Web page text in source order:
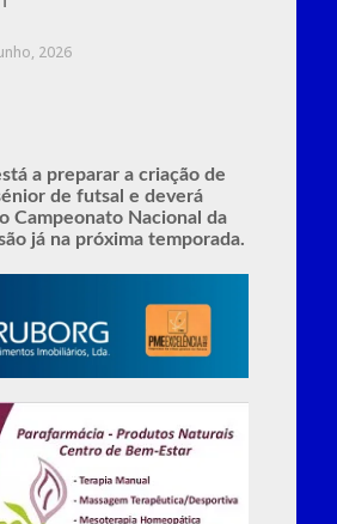
2026
a preparar a criação de
de futsal e deverá
Campeonato Nacional da
já na próxima temporada.